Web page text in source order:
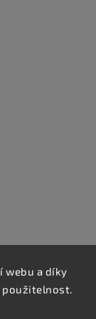
webu a díky
použitelnost.